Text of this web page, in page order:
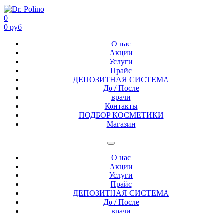
0
0 руб
О нас
Акции
Услуги
Прайс
ДЕПОЗИТНАЯ СИСТЕМА
До / После
врачи
Контакты
ПОДБОР КОСМЕТИКИ
Магазин
О нас
Акции
Услуги
Прайс
ДЕПОЗИТНАЯ СИСТЕМА
До / После
врачи